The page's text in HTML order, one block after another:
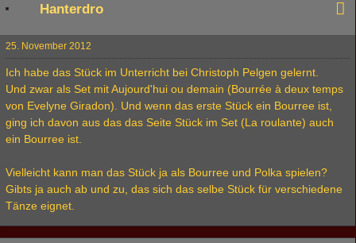
Hanterdro
25. November 2012
Ich habe das Stück im Unterricht bei Christoph Pelgen gelernt.
Und zwar als Set mit Aujourd'hui ou demain (Bourrée à deux temps
von Evelyne Giradon). Und wenn das erste Stück ein Bourree ist,
ging ich davon aus das das Seite Stück im Set (La roulante) auch
ein Bourree ist.
Vielleicht kann man das Stück ja als Bourree und Polka spielen?
Gibts ja auch ab und zu, das sich das selbe Stück für verschiedene
Tänze eignet.